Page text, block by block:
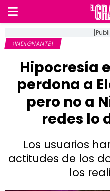
¡INDIGNANTE!
Hipocresía
perdona a
pero no a
redes lo
Los usuarios
actitudes de los
los